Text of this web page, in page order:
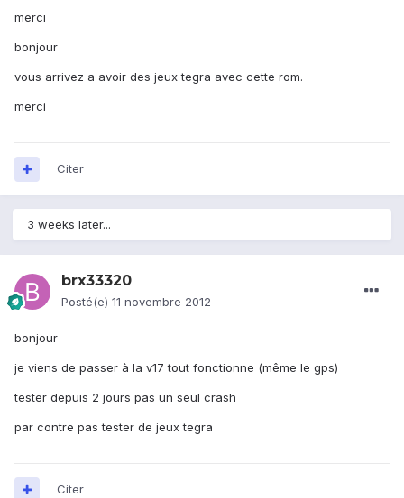
merci
bonjour
vous arrivez a avoir des jeux tegra avec cette rom.
merci
Citer
3 weeks later...
brx33320
Posté(e) 11 novembre 2012
bonjour
je viens de passer à la v17 tout fonctionne (même le gps)
tester depuis 2 jours pas un seul crash
par contre pas tester de jeux tegra
Citer